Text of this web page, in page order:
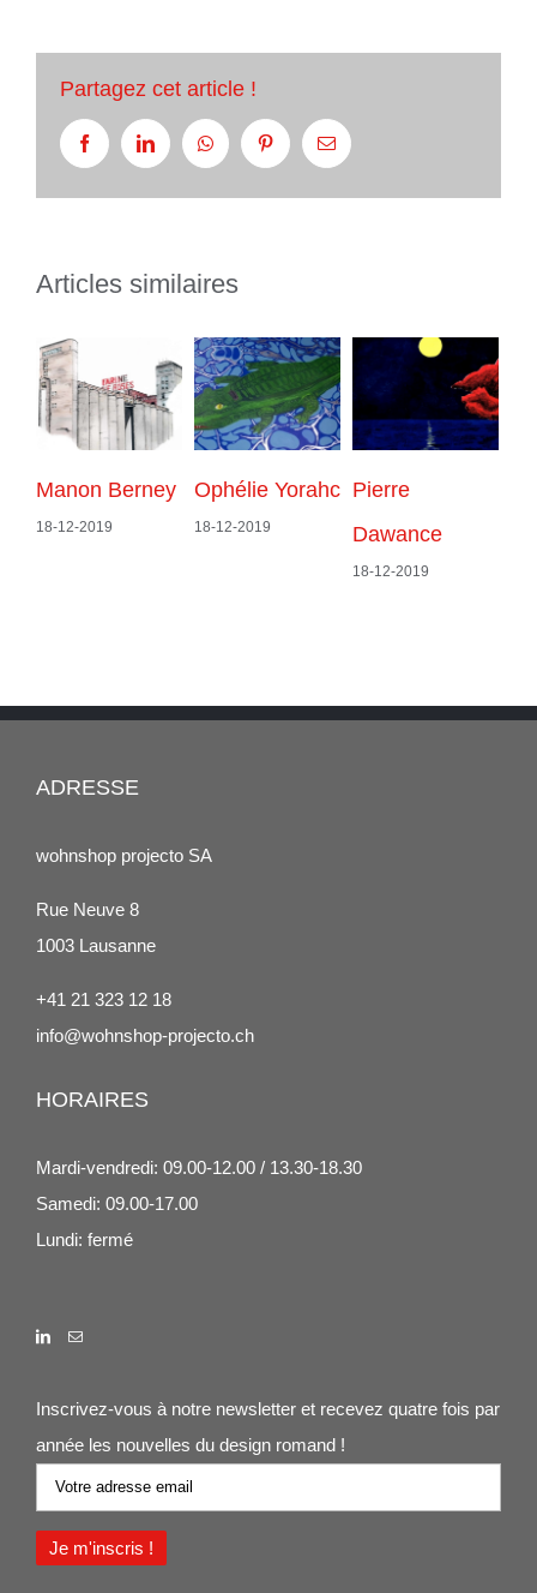
Partagez cet article !
FacebookLinkedInWhatsapp PinterestEmail
Articles similaires
Manon Berney
18-12-2019
Ophélie Yorahc
18-12-2019
Pierre
Dawance
18-12-2019
ADRESSE
wohnshop projecto SA
Rue Neuve 8
1003 Lausanne
+41 21 323 12 18
info@wohnshop-projecto.ch
HORAIRES
Mardi-vendredi: 09.00-12.00 / 13.30-18.30
Samedi: 09.00-17.00
Lundi: fermé
Inscrivez-vous à notre newsletter et recevez quatre fois par
année les nouvelles du design romand !